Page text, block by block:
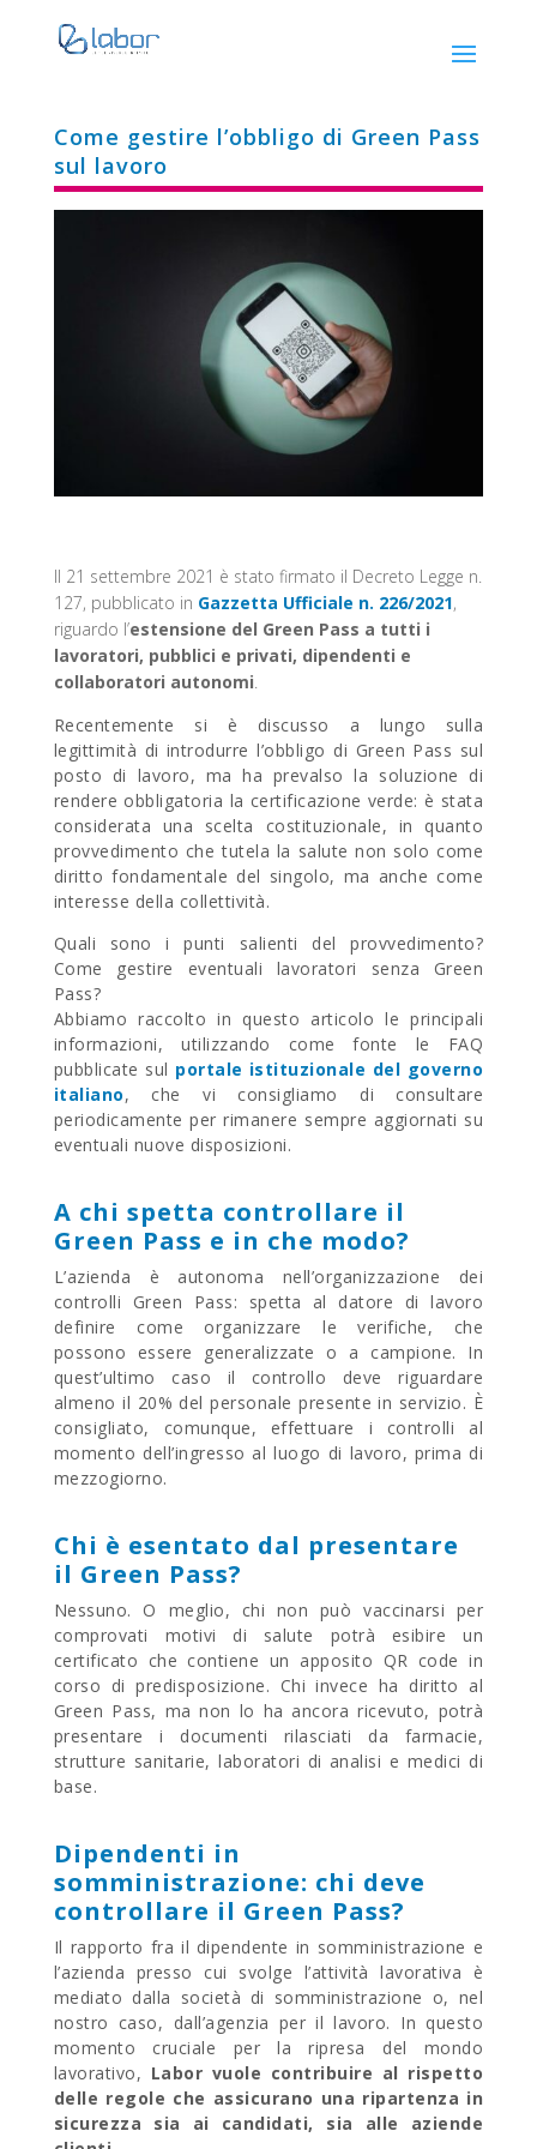
Come gestire l’obbligo di Green Pass
sul lavoro
Il 21 settembre 2021 è stato firmato il Decreto Legge n.
127, pubblicato in Gazzetta Ufficiale n. 226/2021,
riguardo l’estensione del Green Pass a tutti i
lavoratori, pubblici e privati, dipendenti e
collaboratori autonomi.
Recentemente si è discusso a lungo sulla
legittimità di introdurre l’obbligo di Green Pass sul
posto di lavoro, ma ha prevalso la soluzione di
rendere obbligatoria la certificazione verde: è stata
considerata una scelta costituzionale, in quanto
provvedimento che tutela la salute non solo come
diritto fondamentale del singolo, ma anche come
interesse della collettività.
Quali sono i punti salienti del provvedimento?
Come gestire eventuali lavoratori senza Green
Pass?
Abbiamo raccolto in questo articolo le principali
informazioni, utilizzando come fonte le FAQ
pubblicate sul portale istituzionale del governo
italiano, che vi consigliamo di consultare
periodicamente per rimanere sempre aggiornati su
eventuali nuove disposizioni.
A chi spetta controllare il
Green Pass e in che modo?
L’azienda è autonoma nell’organizzazione dei
controlli Green Pass: spetta al datore di lavoro
definire come organizzare le verifiche, che
possono essere generalizzate o a campione. In
quest’ultimo caso il controllo deve riguardare
almeno il 20% del personale presente in servizio. È
consigliato, comunque, effettuare i controlli al
momento dell’ingresso al luogo di lavoro, prima di
mezzogiorno.
Chi è esentato dal presentare
il Green Pass?
Nessuno. O meglio, chi non può vaccinarsi per
comprovati motivi di salute potrà esibire un
certificato che contiene un apposito QR code in
corso di predisposizione. Chi invece ha diritto al
Green Pass, ma non lo ha ancora ricevuto, potrà
presentare i documenti rilasciati da farmacie,
strutture sanitarie, laboratori di analisi e medici di
base.
Dipendenti in
somministrazione: chi deve
controllare il Green Pass?
Il rapporto fra il dipendente in somministrazione e
l’azienda presso cui svolge l’attività lavorativa è
mediato dalla società di somministrazione o, nel
nostro caso, dall’agenzia per il lavoro. In questo
momento cruciale per la ripresa del mondo
lavorativo, Labor vuole contribuire al rispetto
delle regole che assicurano una ripartenza in
sicurezza sia ai candidati, sia alle aziende